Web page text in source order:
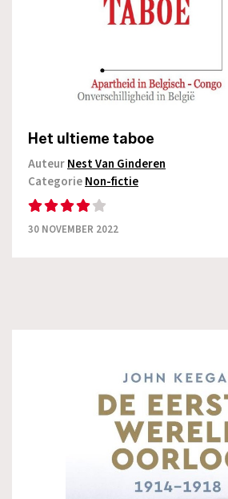
Het ultieme taboe
AuteurNest Van Ginderen
CategorieNon-fictie
30 NOVEMBER 2022